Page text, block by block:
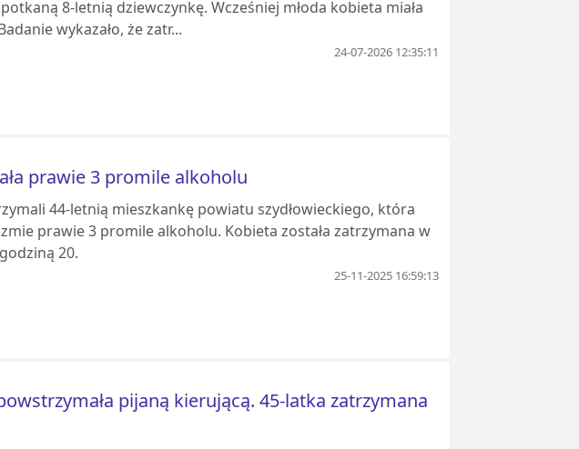
8-letnią dziewczynkę. Wcześniej młoda kobieta miała
wykazało, że zatr...
24-07-2026 12:35:11
prawie 3 promile alkoholu
44-letnią mieszkankę powiatu szydłowieckiego, która
prawie 3 promile alkoholu. Kobieta została zatrzymana w
20.
25-11-2025 16:59:13
pijaną kierującą. 45-latka zatrzymana